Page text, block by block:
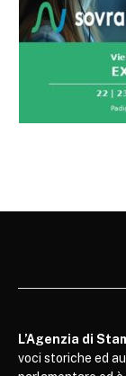
L’Agenzia di
voci storiche ed